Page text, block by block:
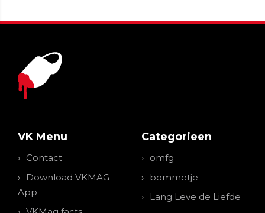
VK Menu
Contact
Download VKMAG
App
Categorieen
omfg
bommetje
Lang Leve de Liefde